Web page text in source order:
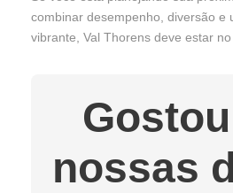
combinar desempenho, diversão e
vibrante, Val Thorens deve estar
nossas